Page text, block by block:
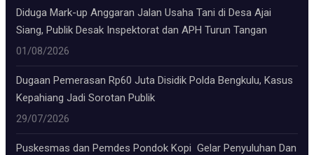
Diduga Mark-up Anggaran Jalan Usaha Tani di Desa Ajai
Siang, Publik Desak Inspektorat dan APH Turun Tangan
01/08/2026
Dugaan Pemerasan Rp60 Juta Disidik Polda Bengkulu, Kasus
Kepahiang Jadi Sorotan Publik
29/07/2026
Puskesmas dan Pemdes Pondok Kopi Gelar Penyuluhan Dan